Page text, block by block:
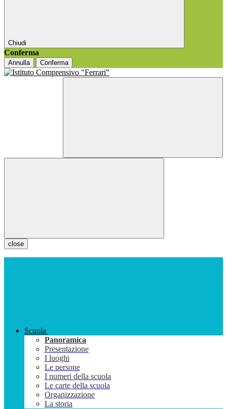
Chiudi
Conferma
Annulla Conferma
close
Scuola
Panoramica
Presentazione
I luoghi
Le persone
I numeri della scuola
Le carte della scuola
Organizzazione
La storia